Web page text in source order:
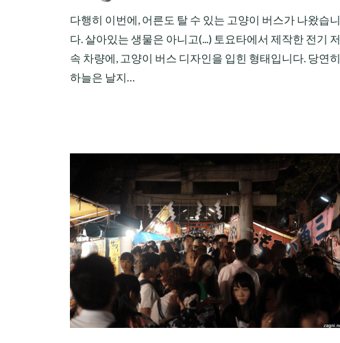
다행히 이번에, 어른도 탈 수 있는 고양이 버스가 나왔습니
다. 살아있는 생물은 아니고(...) 토요타에서 제작한 전기 저
속 차량에, 고양이 버스 디자인을 입힌 형태입니다. 당연히
하늘은 날지…